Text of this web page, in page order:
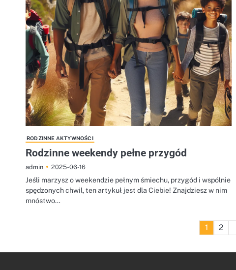
RODZINNE AKTYWNOŚCI
Rodzinne weekendy pełne przygód
admin 2025-06-16
Jeśli marzysz o weekendzie pełnym śmiechu, przygód i wspólnie
spędzonych chwil, ten artykuł jest dla Ciebie! Znajdziesz w nim
mnóstwo…
1 2